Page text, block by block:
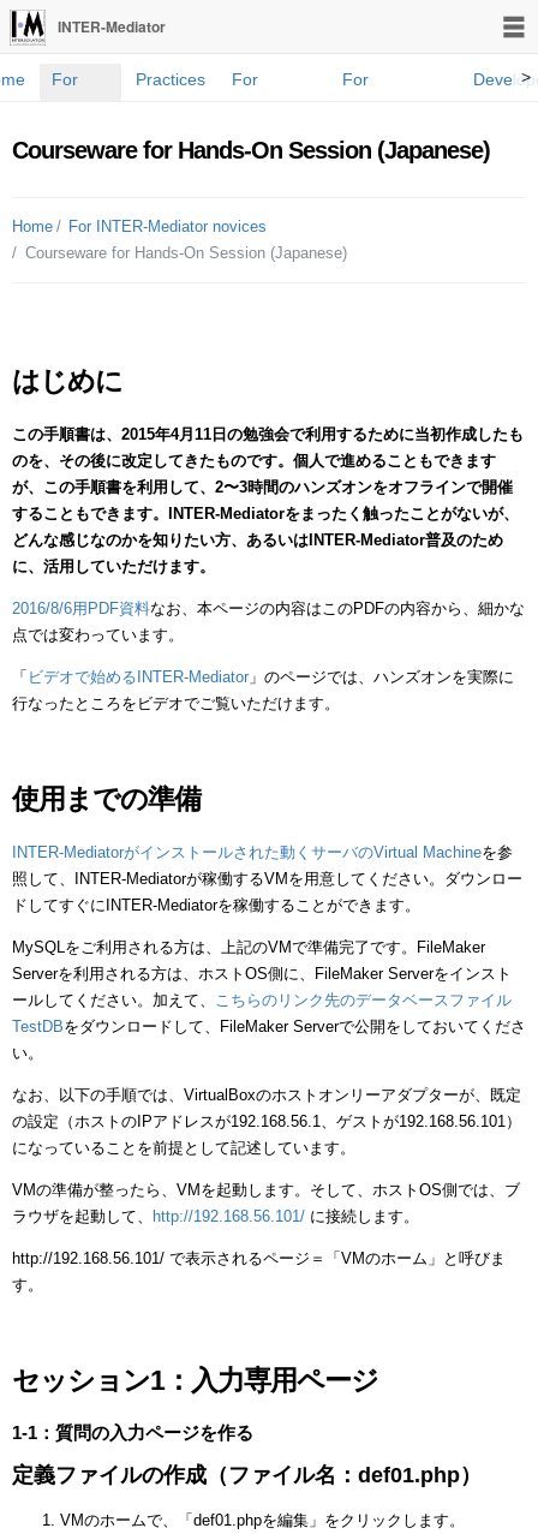
INTER-Mediator
>
For
Practices
For
For
Courseware for Hands-On Session (Japanese)
Home
For INTER-Mediator novices
Courseware for Hands-On Session (Japanese)
はじめに
この手順書は、2015年4月11日の勉強会で利用するために当初作成したも
のを、その後に改定してきたものです。個人で進めることもできます
が、この手順書を利用して、2〜3時間のハンズオンをオフラインで開催
することもできます。INTER-Mediatorをまったく触ったことがないが、
どんな感じなのかを知りたい方、あるいはINTER-Mediator普及のため
に、活用していただけます。
2016/8/6用PDF資料なお、本ページの内容はこのPDFの内容から、細かな
点では変わっています。
「 ビデオで始めるINTER-Mediator 」のページでは、ハンズオンを実際に
行なったところをビデオでご覧いただけます。
使用までの準備
INTER-Mediatorがインストールされた動くサーバのVirtual Machineを参
照して、INTER-Mediatorが稼働するVMを用意してください。ダウンロー
ドしてすぐにINTER-Mediatorを稼働することができます。
MySQLをご利用される方は、上記のVMで準備完了です。FileMaker
Serverを利用される方は、ホストOS側に、FileMaker Serverをインスト
ールしてください。加えて、 こちらのリンク先のデータベースファイル
TestDBをダウンロードして、FileMaker Serverで公開をしておいてくださ
い。
なお、以下の手順では、VirtualBoxのホストオンリーアダプターが、既定
の設定（ホストのIPアドレスが192.168.56.1、ゲストが192.168.56.101）
になっていることを前提として記述しています。
VMの準備が整ったら、VMを起動します。そして、ホストOS側では、ブ
ラウザを起動して、
http://192.168.56.101/ に接続します。
http://192.168.56.101/ で表示されるページ＝「VMのホーム」と呼びま
す。
セッション1：入力専用ページ
1-1：質問の入力ページを作る
定義ファイルの作成（ファイル名：def01.php）
VMのホームで、「def01.phpを編集」をクリックします。